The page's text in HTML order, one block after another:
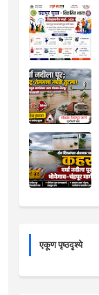
एकूण पृष्ठदृश्ये